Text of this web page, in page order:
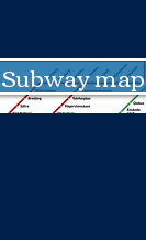
Subway map